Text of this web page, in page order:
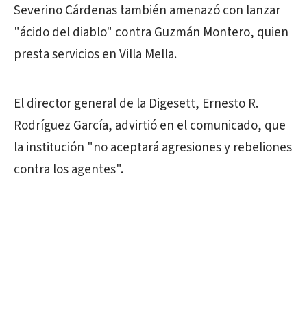
Severino Cárdenas también amenazó con lanzar
"ácido del diablo" contra Guzmán Montero, quien
presta servicios en Villa Mella.
El director general de la Digesett, Ernesto R.
Rodríguez García, advirtió en el comunicado, que
la institución "no aceptará agresiones y rebeliones
contra los agentes".